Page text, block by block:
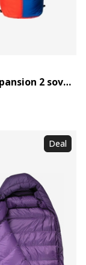
Softie Expansion 2 sovepose
Deal